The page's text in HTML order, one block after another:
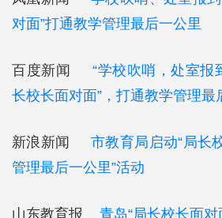
对面”打通教学管理最后一公里
百度新闻 “学校吹哨，处室报
长校长面对面”，打通教学管理最
新浪新闻市教育局启动“局长
管理最后一公里”活动
山东教育报 青岛“局长校长面对